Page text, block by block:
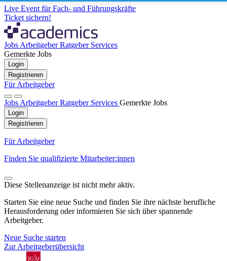
Live Event für Fach- und Führungskräfte
Ticket sichern!
Jobs ArbeitgeberRatgeber Services
Gemerkte Jobs
Login
Registrieren
Für Arbeitgeber
Jobs ArbeitgeberRatgeber Services Gemerkte Jobs
Login
Registrieren
Für Arbeitgeber
Finden Sie qualifizierte Mitarbeiter:innen
Diese Stellenanzeige ist nicht mehr aktiv.
Starten Sie eine neue Suche und finden Sie ihre nächste berufliche
Herausforderung oder informieren Sie sich über spannende
Arbeitgeber.
Neue Suche starten
Zur Arbeitgeberübersicht